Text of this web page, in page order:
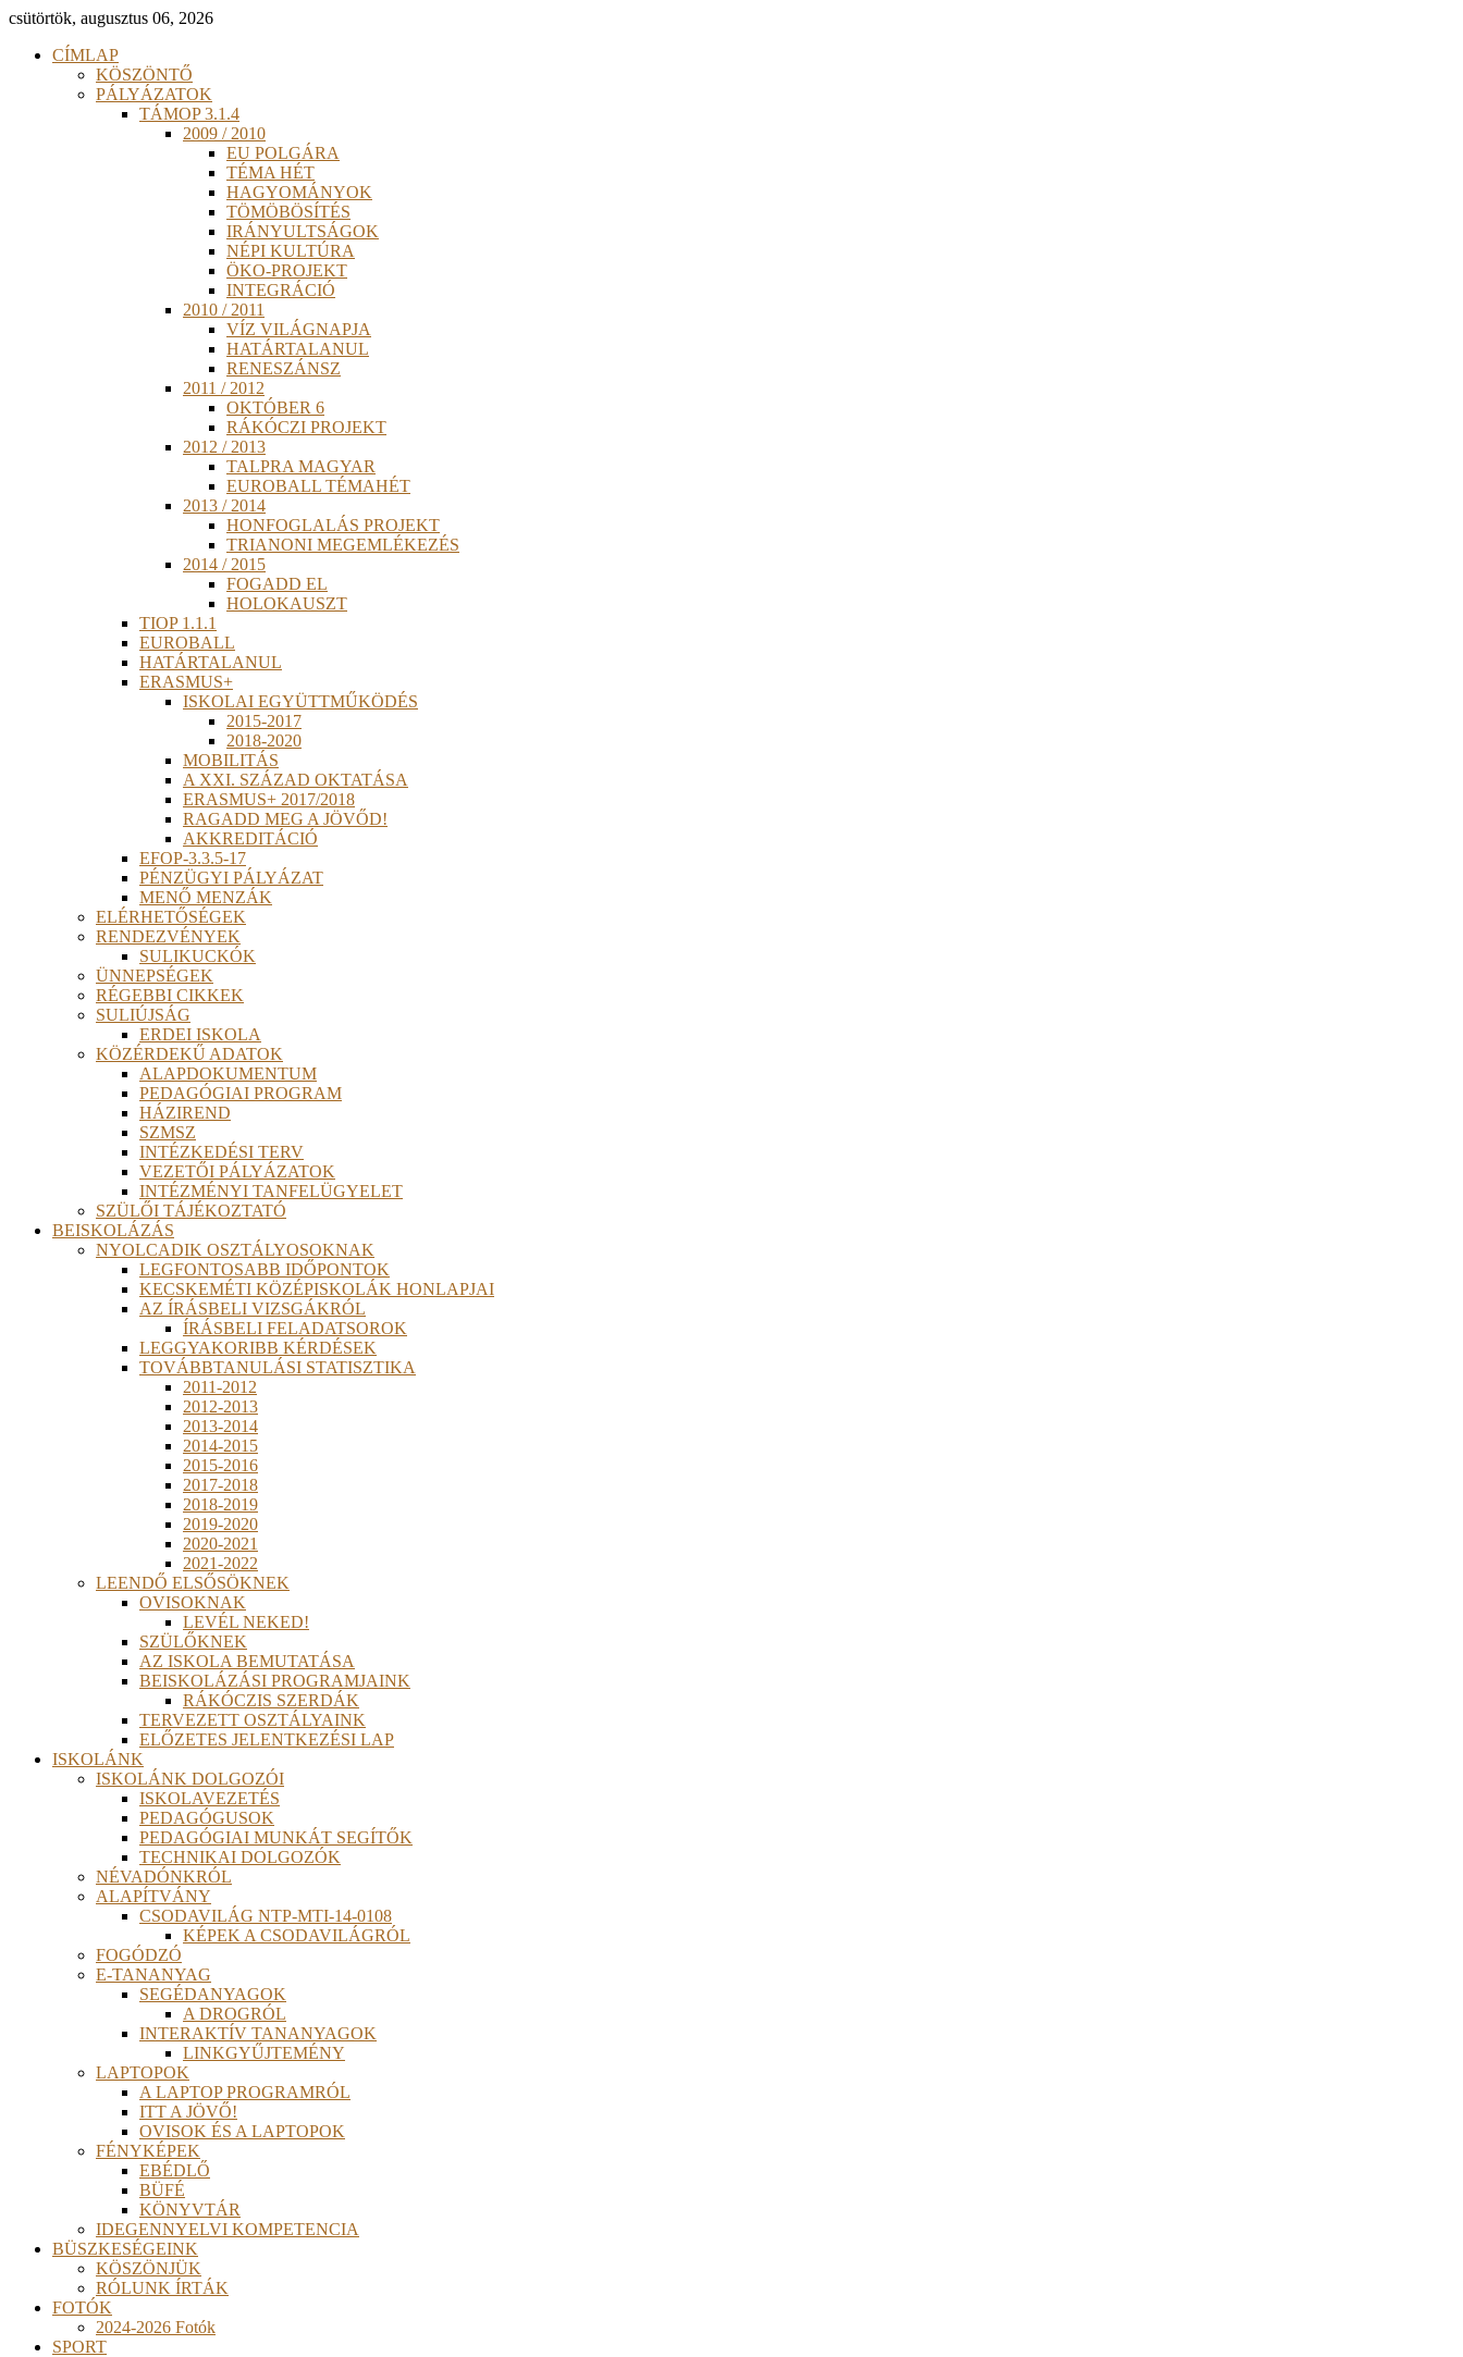
csütörtök, augusztus 06, 2026
CÍMLAP
KÖSZÖNTŐ
PÁLYÁZATOK
TÁMOP 3.1.4
2009 / 2010
EU POLGÁRA
TÉMA HÉT
HAGYOMÁNYOK
TÖMÖBÖSÍTÉS
IRÁNYULTSÁGOK
NÉPI KULTÚRA
ÖKO-PROJEKT
INTEGRÁCIÓ
2010 / 2011
VÍZ VILÁGNAPJA
HATÁRTALANUL
RENESZÁNSZ
2011 / 2012
OKTÓBER 6
RÁKÓCZI PROJEKT
2012 / 2013
TALPRA MAGYAR
EUROBALL TÉMAHÉT
2013 / 2014
HONFOGLALÁS PROJEKT
TRIANONI MEGEMLÉKEZÉS
2014 / 2015
FOGADD EL
HOLOKAUSZT
TIOP 1.1.1
EUROBALL
HATÁRTALANUL
ERASMUS+
ISKOLAI EGYÜTTMŰKÖDÉS
2015-2017
2018-2020
MOBILITÁS
A XXI. SZÁZAD OKTATÁSA
ERASMUS+ 2017/2018
RAGADD MEG A JÖVŐD!
AKKREDITÁCIÓ
EFOP-3.3.5-17
PÉNZÜGYI PÁLYÁZAT
MENŐ MENZÁK
ELÉRHETŐSÉGEK
RENDEZVÉNYEK
SULIKUCKÓK
ÜNNEPSÉGEK
RÉGEBBI CIKKEK
SULIÚJSÁG
ERDEI ISKOLA
KÖZÉRDEKŰ ADATOK
ALAPDOKUMENTUM
PEDAGÓGIAI PROGRAM
HÁZIREND
SZMSZ
INTÉZKEDÉSI TERV
VEZETŐI PÁLYÁZATOK
INTÉZMÉNYI TANFELÜGYELET
SZÜLŐI TÁJÉKOZTATÓ
BEISKOLÁZÁS
NYOLCADIK OSZTÁLYOSOKNAK
LEGFONTOSABB IDŐPONTOK
KECSKEMÉTI KÖZÉPISKOLÁK HONLAPJAI
AZ ÍRÁSBELI VIZSGÁKRÓL
ÍRÁSBELI FELADATSOROK
LEGGYAKORIBB KÉRDÉSEK
TOVÁBBTANULÁSI STATISZTIKA
2011-2012
2012-2013
2013-2014
2014-2015
2015-2016
2017-2018
2018-2019
2019-2020
2020-2021
2021-2022
LEENDŐ ELSŐSÖKNEK
OVISOKNAK
LEVÉL NEKED!
SZÜLŐKNEK
AZ ISKOLA BEMUTATÁSA
BEISKOLÁZÁSI PROGRAMJAINK
RÁKÓCZIS SZERDÁK
TERVEZETT OSZTÁLYAINK
ELŐZETES JELENTKEZÉSI LAP
ISKOLÁNK
ISKOLÁNK DOLGOZÓI
ISKOLAVEZETÉS
PEDAGÓGUSOK
PEDAGÓGIAI MUNKÁT SEGÍTŐK
TECHNIKAI DOLGOZÓK
NÉVADÓNKRÓL
ALAPÍTVÁNY
CSODAVILÁG NTP-MTI-14-0108
KÉPEK A CSODAVILÁGRÓL
FOGÓDZÓ
E-TANANYAG
SEGÉDANYAGOK
A DROGRÓL
INTERAKTÍV TANANYAGOK
LINKGYŰJTEMÉNY
LAPTOPOK
A LAPTOP PROGRAMRÓL
ITT A JÖVŐ!
OVISOK ÉS A LAPTOPOK
FÉNYKÉPEK
EBÉDLŐ
BÜFÉ
KÖNYVTÁR
IDEGENNYELVI KOMPETENCIA
BÜSZKESÉGEINK
KÖSZÖNJÜK
RÓLUNK ÍRTÁK
FOTÓK
2024-2026 Fotók
SPORT